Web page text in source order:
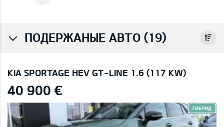
ПОДЕРЖАНЫЕ АВТО (19)
KIA SPORTAGE HEV GT-LINE 1.6 (117 KW)
40 900 €
ГИБРИД